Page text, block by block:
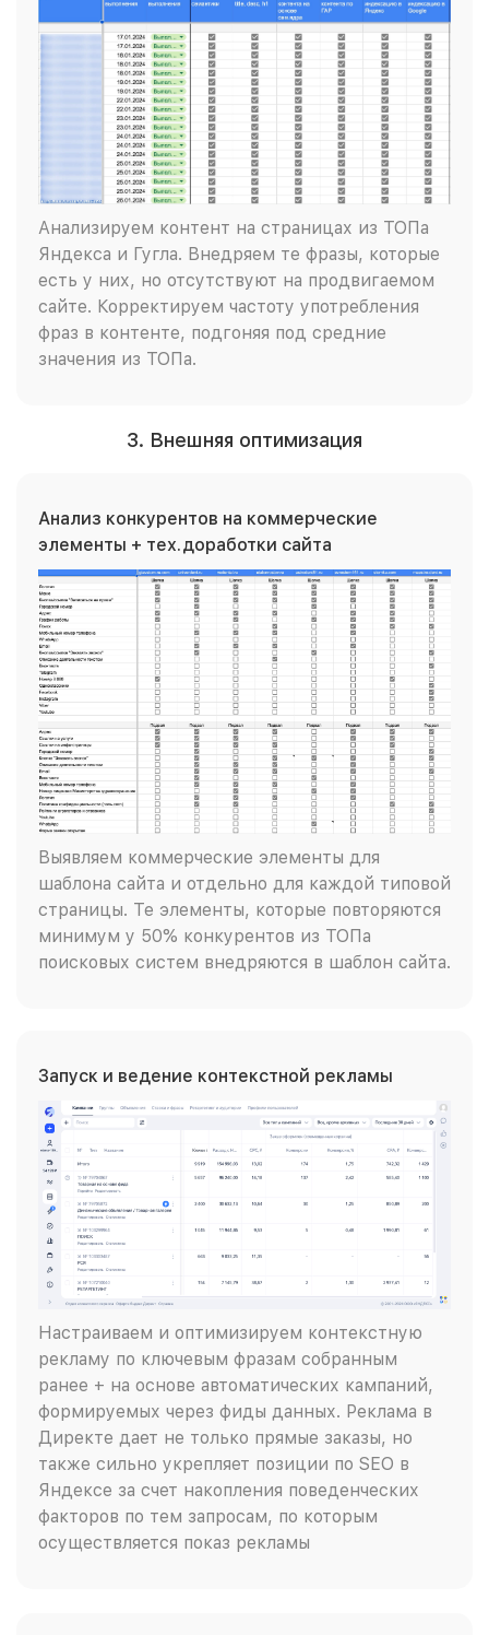
Анализируем контент на страницах из ТОПа
Яндекса и Гугла. Внедряем те фразы, которые
есть у них, но отсутствуют на продвигаемом
сайте. Корректируем частоту употребления
фраз в контенте, подгоняя под средние
значения из ТОПа.
3. Внешняя оптимизация
Анализ конкурентов на коммерческие
элементы + тех.доработки сайта
Выявляем коммерческие элементы для
шаблона сайта и отдельно для каждой типовой
страницы. Те элементы, которые повторяются
минимум у 50% конкурентов из ТОПа
поисковых систем внедряются в шаблон сайта.
Запуск и ведение контекстной рекламы
Настраиваем и оптимизируем контекстную
рекламу по ключевым фразам собранным
ранее + на основе автоматических кампаний,
формируемых через фиды данных. Реклама в
Директе дает не только прямые заказы, но
также сильно укрепляет позиции по SEO в
Яндексе за счет накопления поведенческих
факторов по тем запросам, по которым
осуществляется показ рекламы